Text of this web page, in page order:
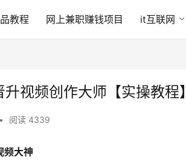
教程 网上兼职赚钱项目 it互联网
视频创作大师【实操教程】
• 阅读 4339
频大神